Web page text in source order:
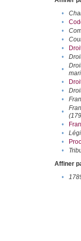
•
•
•
•
•
•
•
•
•
•
•
•
•
•
•
Affiner
•